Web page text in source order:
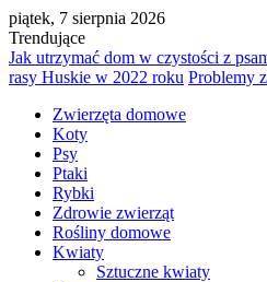
piątek, 7 sierpnia 2026
Trendujące
Jak utrzymać dom w czystości z
rasy Huskie w 2022 roku Problemy
Zwierzęta domowe
Koty
Psy
Ptaki
Rybki
Zdrowie zwierząt
Rośliny domowe
Kwiaty
Sztuczne kwiaty